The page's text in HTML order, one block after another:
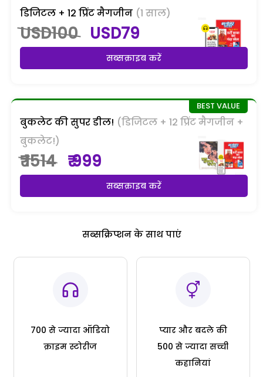
डिजिटल + 12 प्रिंट मैगजीन (1 साल)
USD100 USD79
सब्सक्राइब करें
बुकलेट की सुपर डील! (डिजिटल + 12 प्रिंट मैगजीन +
बुकलेट!)
₹ 1514 ₹ 999
सब्सक्राइब करें
सब्सक्रिप्शन के साथ पाएं
700 से ज्यादा ऑडियो
क्राइम स्टोरीज
प्यार और बदले की
500 से ज्यादा सच्ची
कहानियां